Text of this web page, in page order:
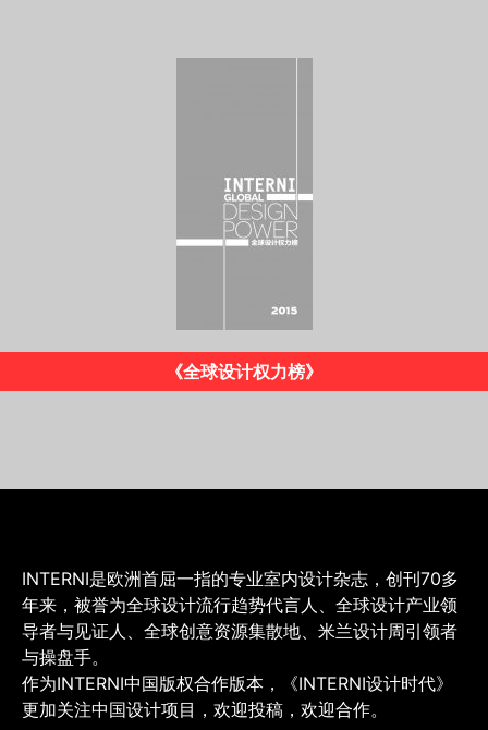
《INTERNI》意大利版
INTERNI是欧洲首屈一指的专业室内设计杂志，创刊70多
年来，被誉为全球设计流行趋势代言人、全球设计产业领
导者与见证人、全球创意资源集散地、米兰设计周引领者
与操盘手。
作为INTERNI中国版权合作版本，《INTERNI设计时代》
更加关注中国设计项目，欢迎投稿，欢迎合作。